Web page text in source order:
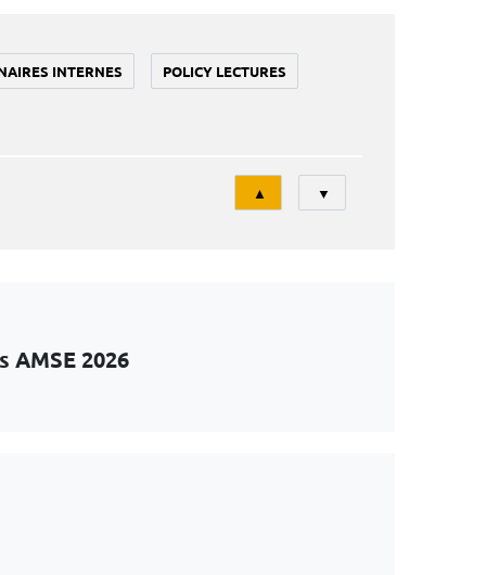
INTERNES POLICY LECTURES
Tri
▲ ▼
2026